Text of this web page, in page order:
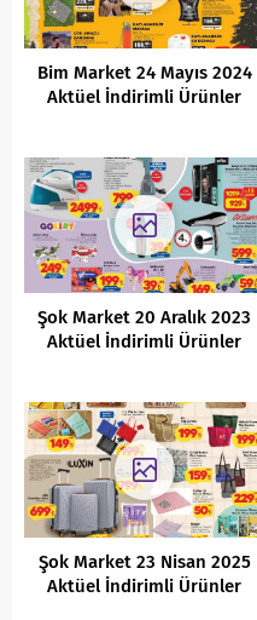
Bim Market 24 Mayıs 2024
Aktüel İndirimli Ürünler
Şok Market 20 Aralık 2023
Aktüel İndirimli Ürünler
Şok Market 23 Nisan 2025
Aktüel İndirimli Ürünler